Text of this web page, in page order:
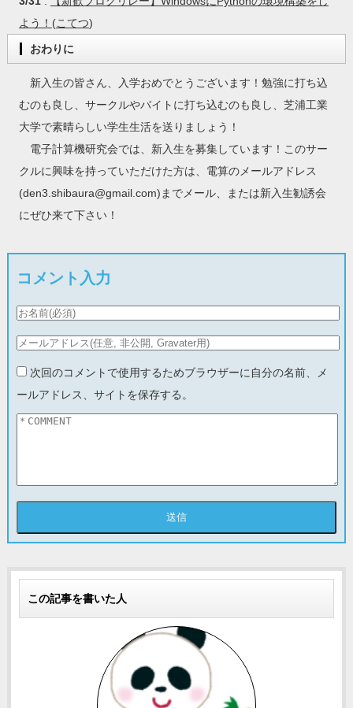
よう！ (こてつ)
おわりに
新入生の皆さん、入学おめでとうございます！勉強に打ち込
むのも良し、サークルやバイトに打ち込むのも良し、芝浦工業
大学で素晴らしい学生生活を送りましょう！
電子計算機研究会では、新入生を募集しています！このサー
クルに興味を持っていただけた方は、電算のメールアドレス
(den3.shibaura@gmail.com)までメール、または新入生勧誘会
にぜひ来て下さい！
コメント入力
次回のコメントで使用するためブラウザーに自分の名前、メ
ールアドレス、サイトを保存する。
この記事を書いた人